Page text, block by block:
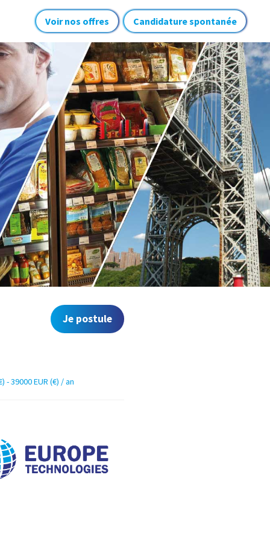
Voir nos offres Candidature spontanée
Je postule
- 39000 EUR (€) / an